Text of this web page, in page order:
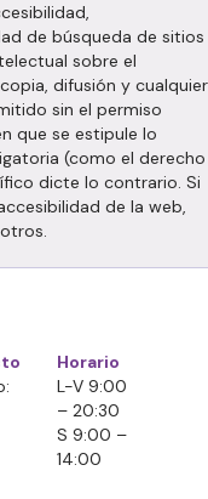
de búsqueda de sitios
sobre el
difusión y cualquier
sin el permiso
que se estipule lo
(como el derecho
dicte lo contrario. Si
de la web,
Horario
L-V 9:00
– 20:30
S 9:00 –
14:00